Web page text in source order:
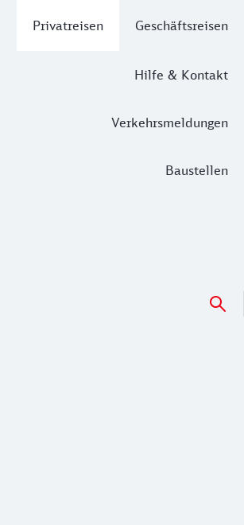
Privatreisen Geschäftsreisen
Hilfe & Kontakt
Verkehrsmeldungen
Baustellen